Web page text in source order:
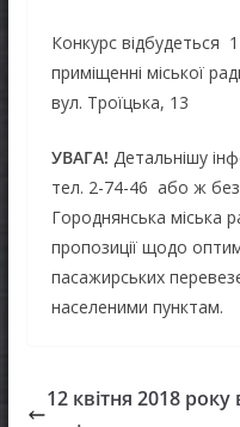
Конкурс відбудеться
приміщенні міської
вул. Троїцька, 13
УВАГА! Детальнішу
тел. 2-74-46 або ж
Городнянська міська
пропозиції щодо
пасажирських
населеними пунктам.
12 квітня 2018